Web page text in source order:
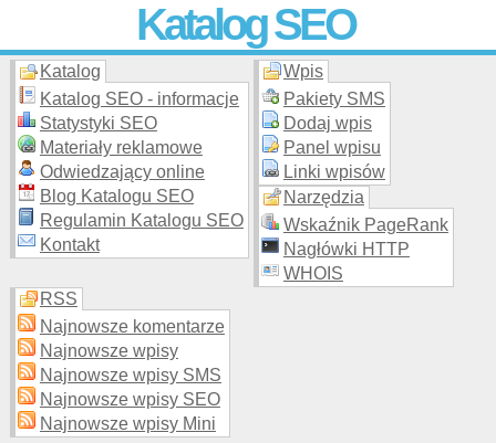
Katalog SEO
Skuteczna i promocja stron WWW –
moderowanego katalogu za darmo!
Katalog
Katalog SEO - informacje
Statystyki SEO
Materiały reklamowe
Odwiedzający online
Blog Katalogu SEO
Regulamin Katalogu SEO
Kontakt
Wpis
Pakiety SMS
Dodaj wpis
Panel wpisu
Linki wpisów
Narzędzia
Wskaźnik PageRank
Nagłówki HTTP
WHOIS
RSS
Najnowsze komentarze
Najnowsze wpisy
Najnowsze wpisy SMS
Najnowsze wpisy SEO
Najnowsze wpisy Mini